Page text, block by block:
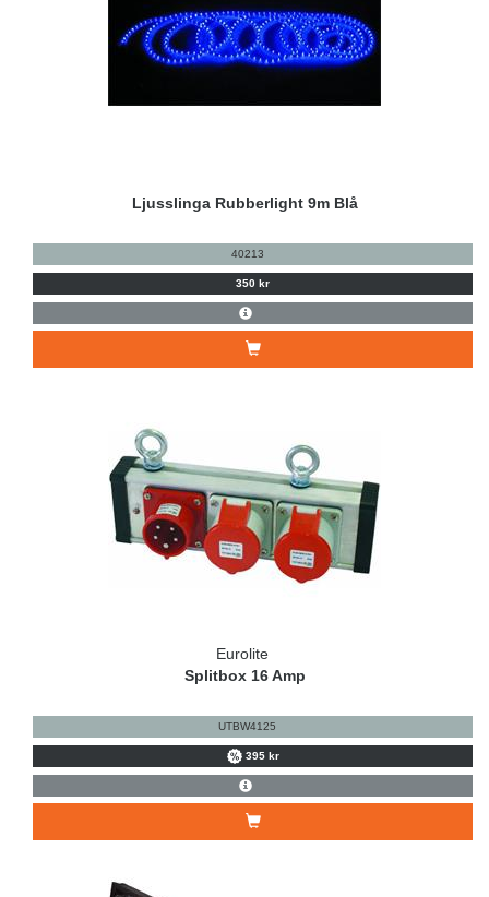
Ljusslinga Rubberlight 9m Blå
40213
350 kr
Eurolite
Splitbox 16 Amp
UTBW4125
395 kr